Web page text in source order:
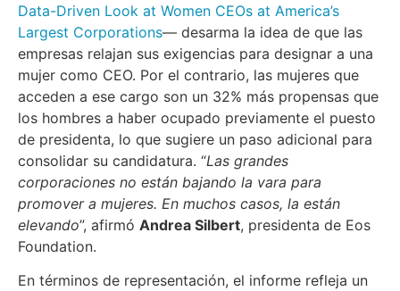
Data-Driven Look at Women CEOs at America’s
Largest Corporations— desarma la idea de que las
empresas relajan sus exigencias para designar a una
mujer como CEO. Por el contrario, las mujeres que
acceden a ese cargo son un 32% más propensas que
los hombres a haber ocupado previamente el puesto
de presidenta, lo que sugiere un paso adicional para
consolidar su candidatura. “Las grandes
corporaciones no están bajando la vara para
promover a mujeres. En muchos casos, la están
elevando”, afirmó Andrea Silbert, presidenta de Eos
Foundation.
En términos de representación, el informe refleja un